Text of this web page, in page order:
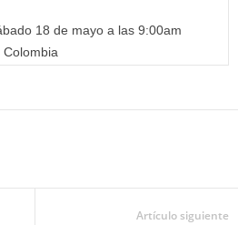
18 de mayo a las 9:00am
Colombia
Artículo siguiente